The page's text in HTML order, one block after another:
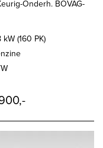
Onderh. BOVAG-
kW (160 PK)